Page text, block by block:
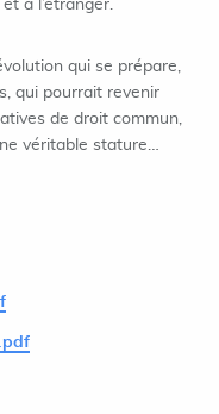
à l’étranger.
qui se prépare,
qui pourrait revenir
de droit commun,
véritable stature…